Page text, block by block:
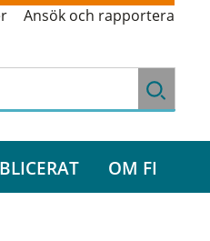
Ansök och rapportera
OM FI